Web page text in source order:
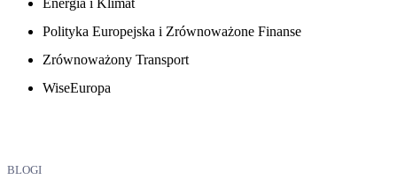
Polityka Europejska i Zrównoważone Finanse
Zrównoważony Transport
WiseEuropa
BLOGI